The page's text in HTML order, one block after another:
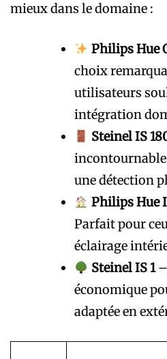
mieux dans le domaine :
Philips Hue
choix
utilisateurs
intégration
Steinel IS
une détection
Philips Hue
Parfait pour
éclairage
Steinel IS 1–
économique
adaptée en